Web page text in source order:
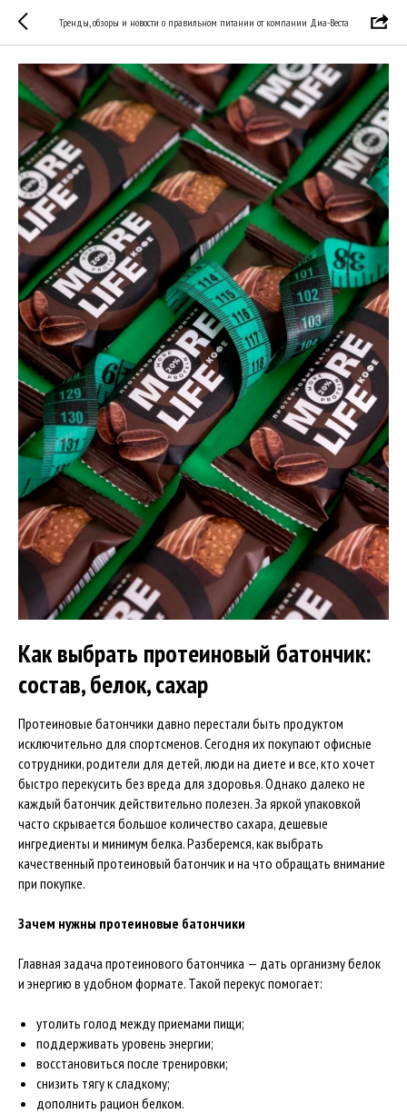
Тренды, обзоры и новости о правильном питании от компании Диа-Веста
Как выбрать протеиновый батончик:
состав, белок, сахар
Протеиновые батончики давно перестали быть продуктом
исключительно для спортсменов. Сегодня их покупают офисные
сотрудники, родители для детей, люди на диете и все, кто хочет
быстро перекусить без вреда для здоровья. Однако далеко не
каждый батончик действительно полезен. За яркой упаковкой
часто скрывается большое количество сахара, дешевые
ингредиенты и минимум белка. Разберемся, как выбрать
качественный протеиновый батончик и на что обращать внимание
при покупке.
Зачем нужны протеиновые батончики
Главная задача протеинового батончика — дать организму белок
и энергию в удобном формате. Такой перекус помогает:
утолить голод между приемами пищи;
поддерживать уровень энергии;
восстановиться после тренировки;
снизить тягу к сладкому;
дополнить рацион белком.